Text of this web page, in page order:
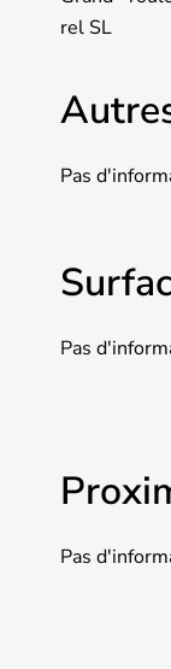
rel SL
Pas
Pas
Pas